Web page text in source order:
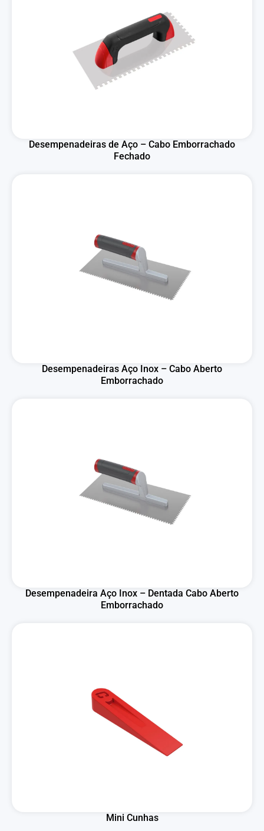
Desempenadeiras de Aço – Cabo Emborrachado
Fechado
Desempenadeiras Aço Inox – Cabo Aberto
Emborrachado
Desempenadeira Aço Inox – Dentada Cabo Aberto
Emborrachado
Mini Cunhas